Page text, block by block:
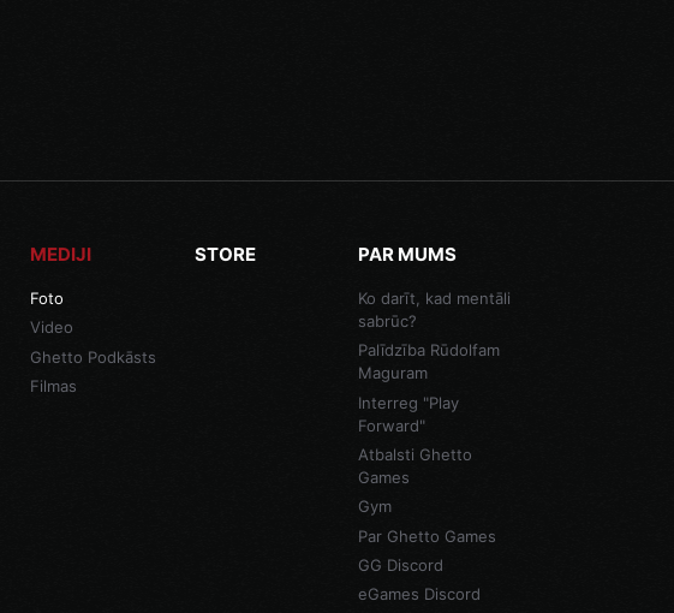
MEDIJI
Foto
Video
Ghetto Podkāsts
Filmas
STORE PAR MUMS
Ko darīt, kad mentāli
sabrūc?
Palīdzība Rūdolfam
Maguram
Interreg "Play
Forward"
Atbalsti Ghetto
Games
Gym
Par Ghetto Games
GG Discord
eGames Discord